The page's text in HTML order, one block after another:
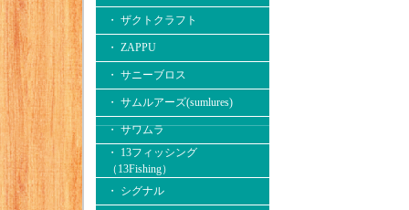
・ ザクトクラフト
・ ZAPPU
・ サニーブロス
・ サムルアーズ(sumlures)
・ サワムラ
・ 13フィッシング
（13Fishing）
・ シグナル